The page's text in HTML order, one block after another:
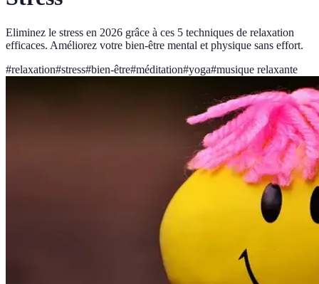
Eliminez le stress en 2026 grâce à ces 5 techniques de relaxation
efficaces. Améliorez votre bien-être mental et physique sans effort.
#relaxation#stress#bien-être#méditation#yoga#musique relaxante